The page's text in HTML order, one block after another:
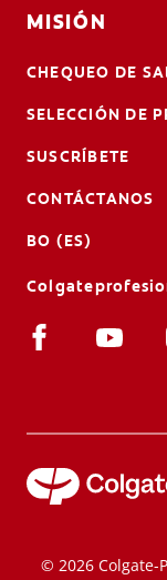
MISIÓN
CHEQUEO DE
SELECCIÓN DE
SUSCRÍBETE
CONTÁCTANOS
BO (ES)
© 2026 Colgate-